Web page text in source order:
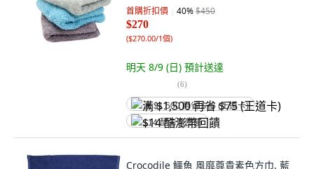
首購折扣價 40%$450
$270
($270.00/1個)
明天 8/9 (日) 預計送達
(6)
满 $1,500 再省 $75 (王道卡)
$14 酷澎幣回饋
Crocodile 鱷魚 風靡尊貴素色方巾, 藍